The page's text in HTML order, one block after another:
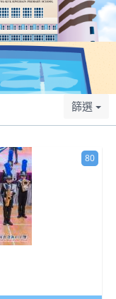
篩選
80